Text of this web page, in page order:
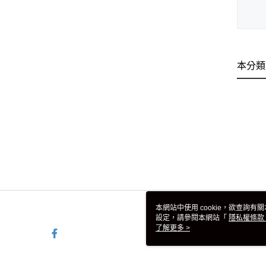
本分
本網站中使用 cookie，欲查詢有
設定，請參閱本網站「 隱私權條款
使用 cookie。
了解更多 >